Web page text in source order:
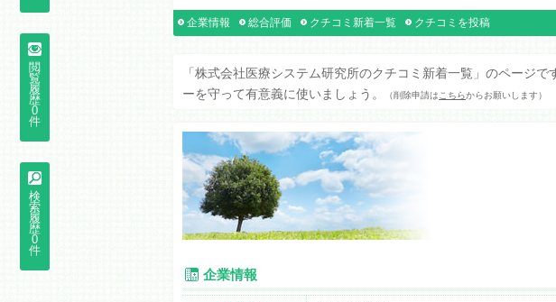
企業情報 総合評価 クチコミ新着一覧 クチコミを投稿
「株式会社医療システム研究所のクチコミ新着一覧」のページ
ーを守って有意義に使いましょう。
（削除申請はこちらからお願いします）
企業情報
閲
覧
履
歴
0
件
検
索
履
歴
0
件